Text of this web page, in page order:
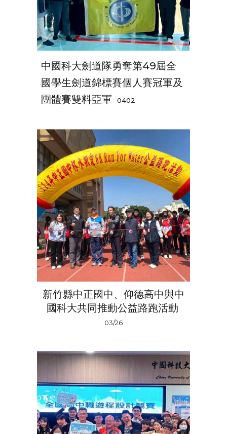
中國科大劍道隊勇奪第49屆全
國學生劍道錦標賽個人賽冠軍及
團體賽雙料亞軍
0402
新竹縣中正國中、仰德高中與中
國科大共同推動公益路跑活動
03/26